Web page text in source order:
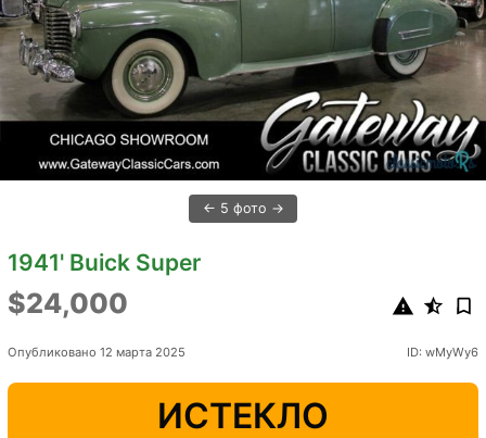
5 фото
1941' Buick Super
$24,000
Опубликовано 12 марта 2025 ID: wMyWy6
ИСТЕКЛО